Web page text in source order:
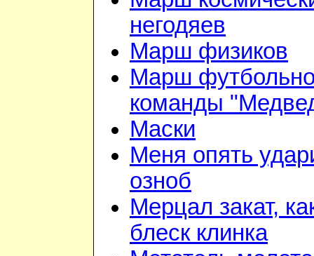
негодяев
Марш физиков
Марш
команды
Маски
Меня опять
озноб
Мерцал закат,
блеск клинка